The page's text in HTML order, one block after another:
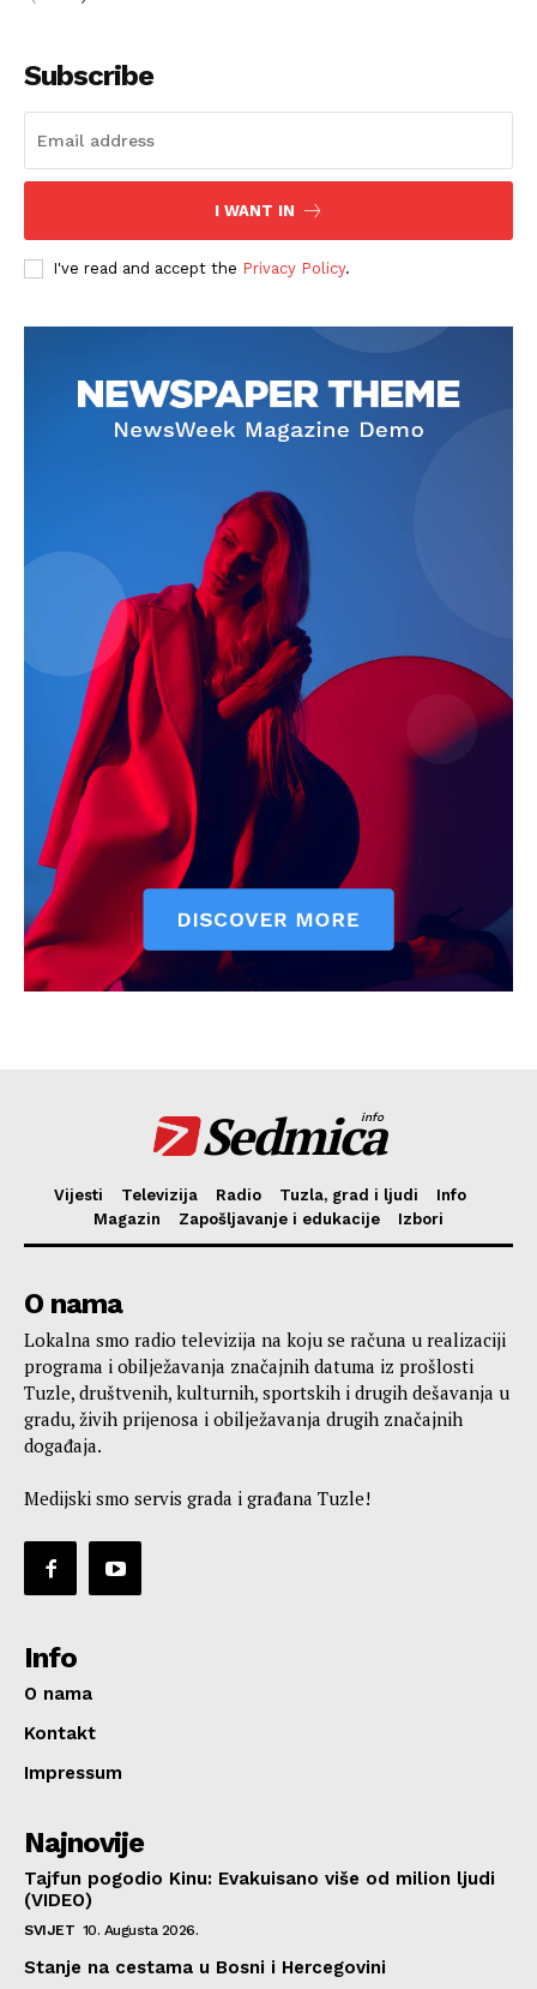
Impressum
Subscribe
I WANT IN
I've read and accept the Privacy Policy.
Sedmica
info
Vijesti Televizija Radio Tuzla, grad i ljudi
Info
Magazin
Zapošljavanje i edukacije Izbori
O nama
Lokalna smo radio televizija na koju se računa u realizaciji
programa i obilježavanja značajnih datuma iz prošlosti
Tuzle, društvenih, kulturnih, sportskih i drugih dešavanja u
gradu, živih prijenosa i obilježavanja drugih značajnih
događaja.
Medijski smo servis grada i građana Tuzle!
Info
O nama
Kontakt
Impressum
Najnovije
Tajfun pogodio Kinu: Evakuisano više od milion ljudi
(VIDEO)
SVIJET 10. Augusta 2026.
Stanje na cestama u Bosni i Hercegovini